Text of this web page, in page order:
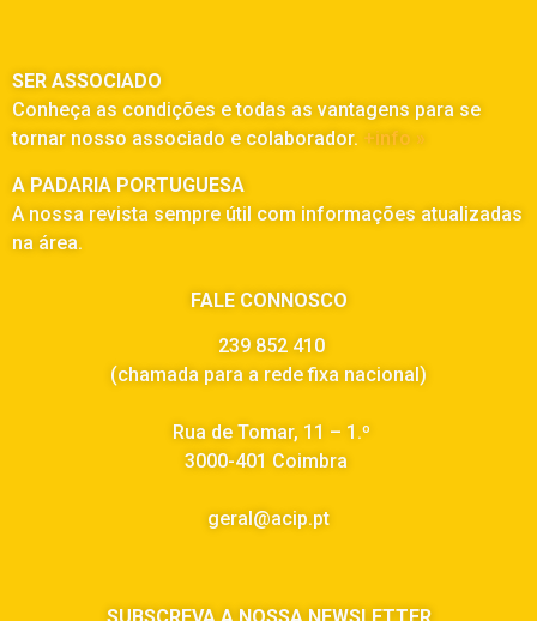
SER ASSOCIADO
Conheça as condições e todas as vantagens para se
tornar nosso associado e colaborador. +info »
A PADARIA PORTUGUESA
A nossa revista sempre útil com informações atualizadas
na área.
FALE CONNOSCO
239 852 410
(chamada para a rede fixa nacional)
Rua de Tomar, 11 – 1.º
3000-401 Coimbra
geral@acip.pt